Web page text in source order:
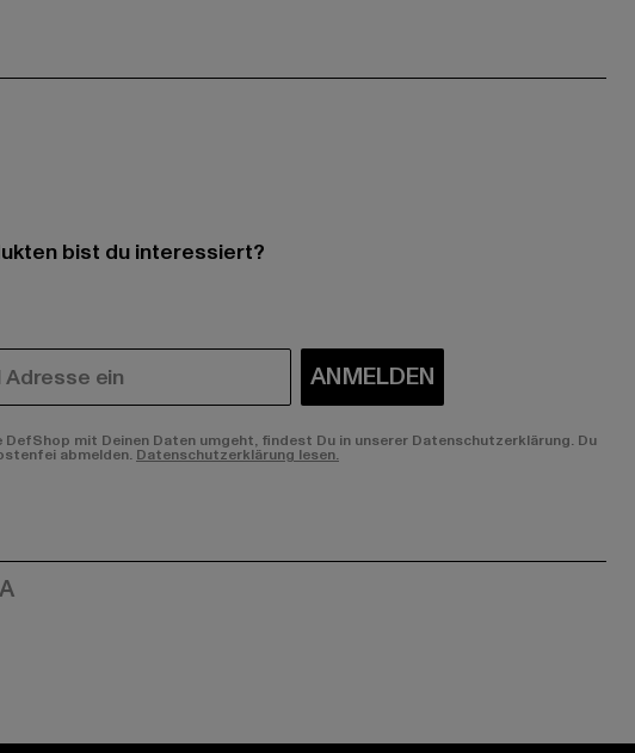
bist du interessiert?
ANMELDEN
mit Deinen Daten umgeht, findest Du in unserer Datenschutzerklärung. Du
abmelden. Datenschutzerklärung lesen.